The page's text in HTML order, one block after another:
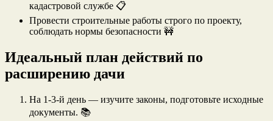
кадастровой службе 📋
Провести строительные работы строго по проекту,
соблюдать нормы безопасности 🚧
Идеальный план действий по
расширению дачи
На 1-3-й день — изучите законы, подготовьте исходные
документы. 📚